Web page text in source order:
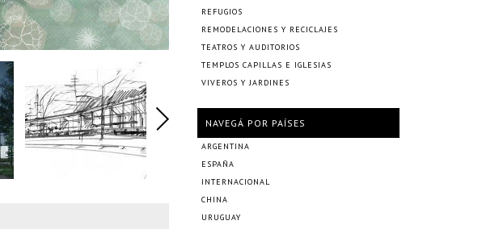
REFUGIOS
REMODELACIONES Y RECICLAJES
TEATROS Y AUDITORIOS
TEMPLOS CAPILLAS E IGLESIAS
VIVEROS Y JARDINES
NAVEGÁ POR PAÍSES
ARGENTINA
ESPAÑA
INTERNACIONAL
CHINA
URUGUAY